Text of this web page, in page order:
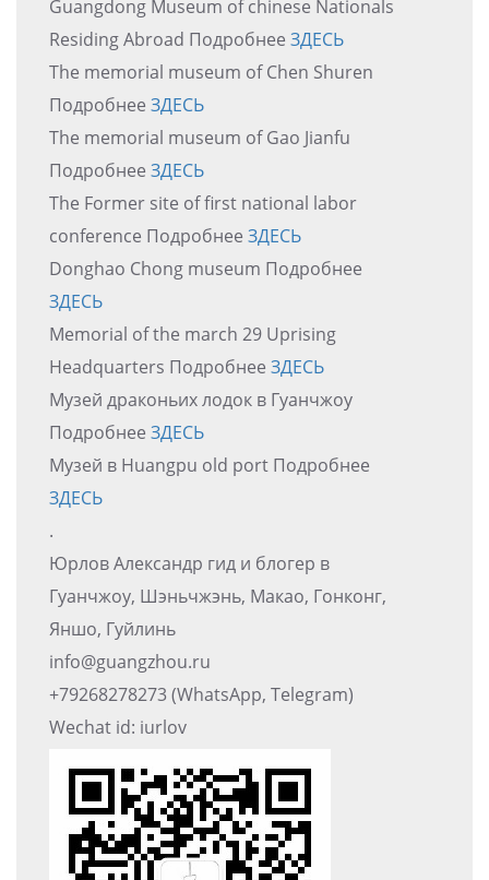
Guangdong Museum of chinese Nationals
Residing Abroad Подробнее ЗДЕСЬ
The memorial museum of Chen Shuren
Подробнее ЗДЕСЬ
The memorial museum of Gao Jianfu
Подробнее ЗДЕСЬ
The Former site of first national labor
conference Подробнее ЗДЕСЬ
Donghao Chong museum Подробнее
ЗДЕСЬ
Memorial of the march 29 Uprising
Headquarters Подробнее ЗДЕСЬ
Музей драконьих лодок в Гуанчжоу
Подробнее ЗДЕСЬ
Музей в Huangpu old port Подробнее
ЗДЕСЬ
.
Юрлов Александр гид и блогер в
Гуанчжоу, Шэньчжэнь, Макао, Гонконг,
Яншо, Гуйлинь
info@guangzhou.ru
+79268278273 (WhatsApp, Telegram)
Wechat id: iurlov